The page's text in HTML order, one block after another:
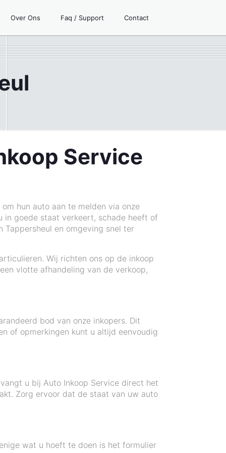
Over Ons Faq / Support Contact
Service
hun auto aan te melden via onze
in goede staat verkeert, schade heeft of
Tappersheul en omgeving snel ter
Wij richten ons op de inkoop
vlotte afhandeling van de verkoop,
bod van onze inkopers. Dit
of opmerkingen kunt u altijd eenvoudig
u bij Auto Inkoop Service direct het
Zorg ervoor dat de staat van uw auto
wat u hoeft te doen is het formulier